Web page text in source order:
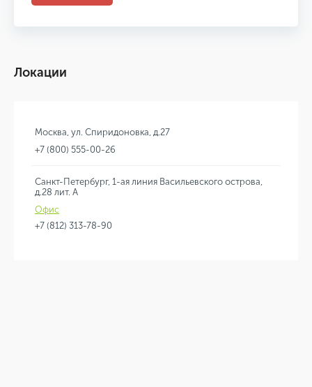
Локации
Москва, ул. Спиридоновка, д.27
+7 (800) 555-00-26
Санкт-Петербург, 1-ая линия Васильевского острова,
д.28 лит. А
Офис
+7 (812) 313-78-90